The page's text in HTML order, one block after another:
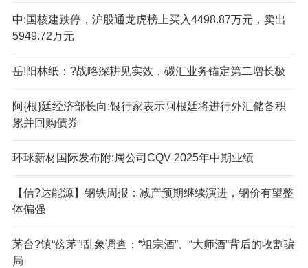
中:国核建跌停，沪股通龙虎榜上买入4498.87万元，卖出
5949.72万元
岳!阳林纸：?战略深耕见实效，碳汇业务锚定第二增长极
阿{根}廷经济部长向:银行家表示阿根廷将进行外汇储备积
累并回购债券
环球新材国际发布附:属公司CQV 2025年中期业绩
【信?达能源】钢铁周报：减产预期继续演进，钢价有望整
体偏强
茅台?镇“傍茅”!乱象调查：“祖宗酒”、“大师酒”背后的收割骗
局